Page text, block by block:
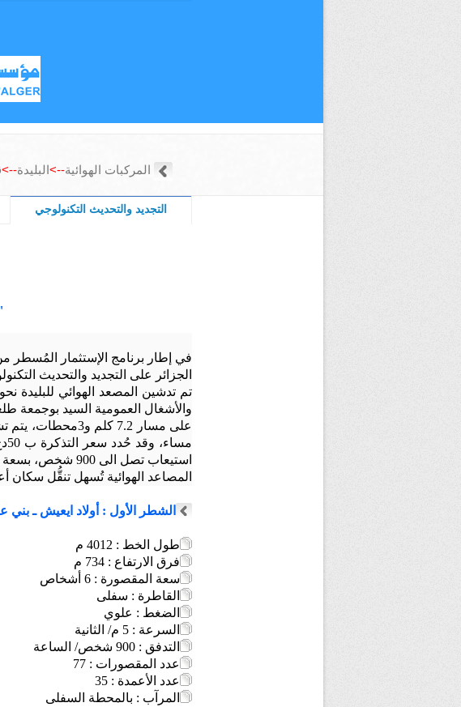
المركبات الهوائية-->البليدة-->
التجديد والتحديث التكنولوجي
" أولاد
في إطار برنامج الإستثمار
الجزائر على التجديد والتحديث
تم تدشين المصعد الهوائي للبليدة
والأشغال العمومية السيد بوجمعة طلعي يوم 15
مساء، وقد حُدد سعر التذكرة ب 50دج.
استيعاب تصل الى 900 شخص، بسعة 6 اشخاص في المقصورة الواحدة.
المصاعد الهوائية تُسهل تنقُّل
الشطر الأول : أولاد ايعيش ـ بني
طول الخط : 4012 م
فرق الارتفاع : 734 م
سعة المقصورة : 6 أشخاص
القاطرة : سفلى
الضغط : علوي
السرعة : 5 م/ الثانية
التدفق : 900 شخص/ الساعة
عدد المقصورات : 77
عدد الأعمدة : 35
المرآب : بالمحطة السفلى